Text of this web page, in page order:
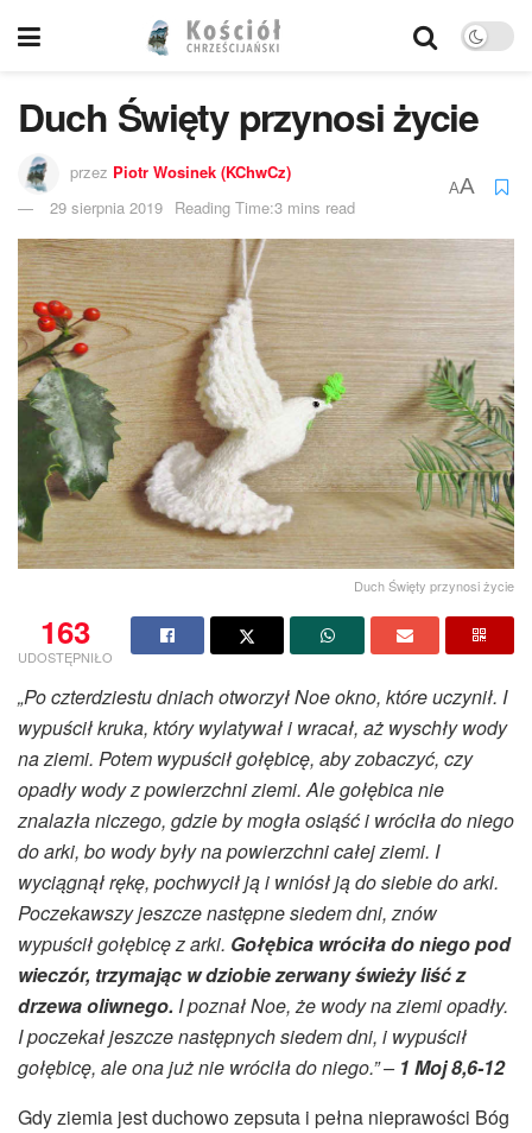
Duch Święty przynosi życie
przez Piotr Wosinek (KChwCz)
29 sierpnia 2019 Reading Time:3 mins read
AA
Duch Święty przynosi życie
163
UDOSTĘPNIŁO
„Po czterdziestu dniach otworzył Noe okno, które uczynił. I
wypuścił kruka, który wylatywał i wracał, aż wyschły wody
na ziemi. Potem wypuścił gołębicę, aby zobaczyć, czy
opadły wody z powierzchni ziemi. Ale gołębica nie
znalazła niczego, gdzie by mogła osiąść i wróciła do niego
do arki, bo wody były na powierzchni całej ziemi. I
wyciągnął rękę, pochwycił ją i wniósł ją do siebie do arki.
Poczekawszy jeszcze następne siedem dni, znów
wypuścił gołębicę z arki. Gołębica wróciła do niego pod
wieczór, trzymając w dziobie zerwany świeży liść z
drzewa oliwnego. I poznał Noe, że wody na ziemi opadły.
I poczekał jeszcze następnych siedem dni, i wypuścił
gołębicę, ale ona już nie wróciła do niego.” – 1 Moj 8,6-12
Gdy ziemia jest duchowo zepsuta i pełna nieprawości Bóg